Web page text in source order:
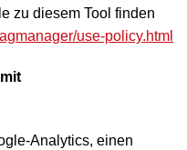
zu diesem Tool finden
use-policy.html
Analytics, einen